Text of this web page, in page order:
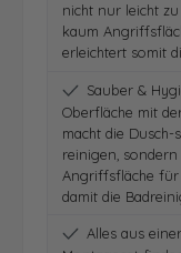
nicht nur leicht
kaum
erleichtert somit
Sauber &
Oberfläche mit
macht die
reinigen,
Angriffsfläche für
damit die
Alles aus